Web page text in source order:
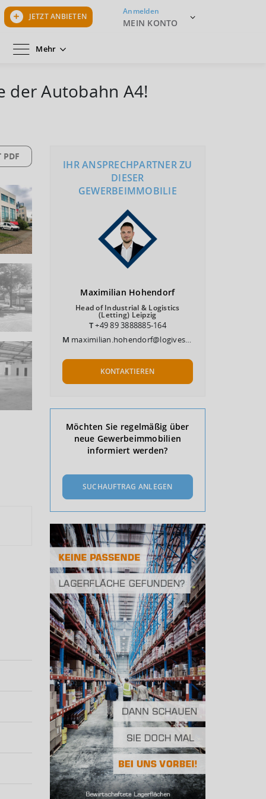
JETZT ANBIETEN
Anmelden
MEIN KONTO
Mehr
der Autobahn A4!
PDF
IHR ANSPRECHPARTNER ZU
DIESER
GEWERBEIMMOBILIE
Maximilian Hohendorf
Head of Industrial & Logistics
(Letting) Leipzig
T+49 89 3888885-164
M maximilian.hohendorf@logivest.de
KONTAKTIEREN
Möchten Sie regelmäßig über
neue Gewerbeimmobilien
informiert werden?
SUCHAUFTRAG ANLEGEN